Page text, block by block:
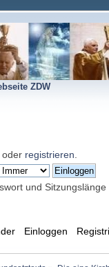
ZDW
oder registrieren
und Sitzungslänge
Einloggen